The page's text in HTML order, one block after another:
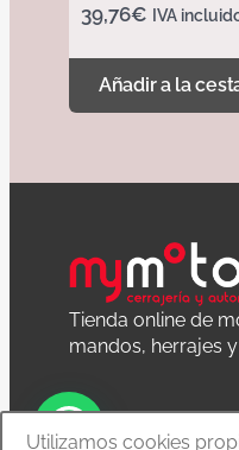
39,76€ IVA
Añadir a la
Tienda online de
mandos, herrajes
Utilizamos cookies